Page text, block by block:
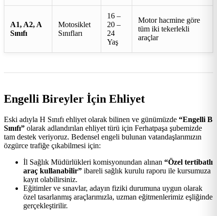
A1, A2, A
Sınıfı
Motosiklet
Sınıfları
16 –
20 –
24
Yaş
Motor hacmine göre
tüm iki tekerlekli
araçlar
Engelli Bireyler İçin Ehliyet
Eski adıyla H Sınıfı ehliyet olarak bilinen ve günümüzde “Engelli B
Sınıfı” olarak adlandırılan ehliyet türü için Ferhatpaşa şubemizde
tam destek veriyoruz. Bedensel engeli bulunan vatandaşlarımızın
özgürce trafiğe çıkabilmesi için:
İl Sağlık Müdürlükleri komisyonundan alınan “Özel tertibatlı
araç kullanabilir” ibareli sağlık kurulu raporu ile kursumuza
kayıt olabilirsiniz.
Eğitimler ve sınavlar, adayın fiziki durumuna uygun olarak
özel tasarlanmış araçlarımızla, uzman eğitmenlerimiz eşliğinde
gerçekleştirilir.